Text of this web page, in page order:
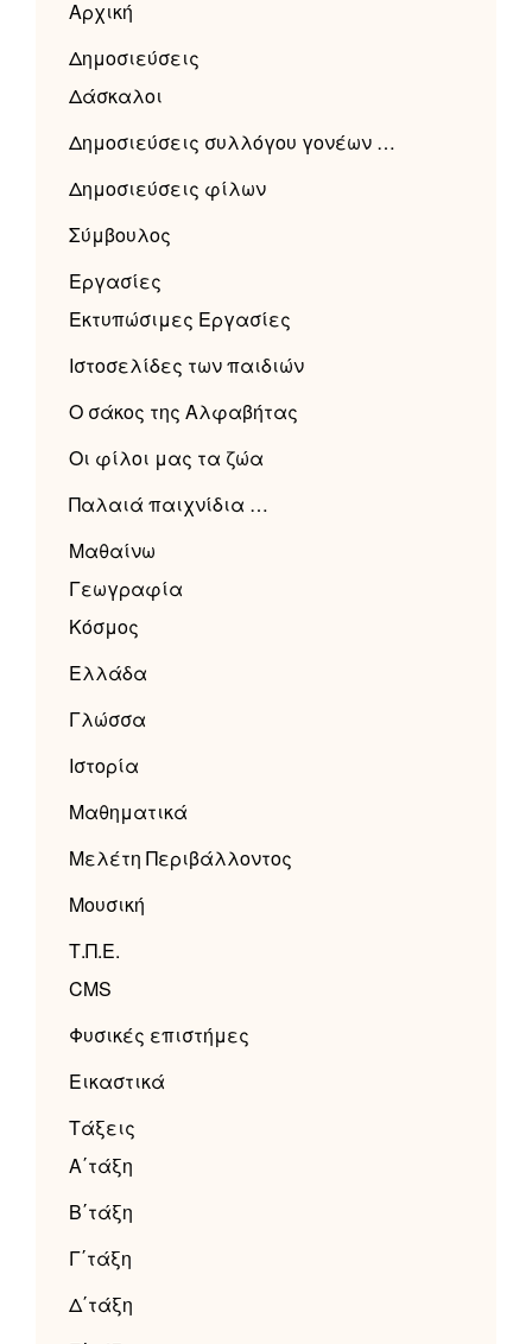
Αρχική
Δημοσιεύσεις
Δάσκαλοι
Δημοσιεύσεις συλλόγου γονέων …
Δημοσιεύσεις φίλων
Σύμβουλος
Εργασίες
Εκτυπώσιμες Εργασίες
Ιστοσελίδες των παιδιών
Ο σάκος της Αλφαβήτας
Οι φίλοι μας τα ζώα
Παλαιά παιχνίδια …
Μαθαίνω
Γεωγραφία
Κόσμος
Ελλάδα
Γλώσσα
Ιστορία
Μαθηματικά
Μελέτη Περιβάλλοντος
Μουσική
Τ.Π.Ε.
CMS
Φυσικές επιστήμες
Εικαστικά
Τάξεις
Α΄τάξη
Β΄τάξη
Γ΄τάξη
Δ΄τάξη